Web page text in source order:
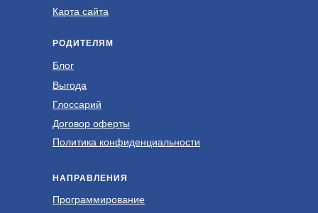
Scratch ❯
c 10 лет
РОДИТЕЛЯМ
Блог
НАПРАВЛЕНИЯ
Программирование
Выгода
Глоссарий
Политика конфиденциальности
Договор оферты
Карта сайта